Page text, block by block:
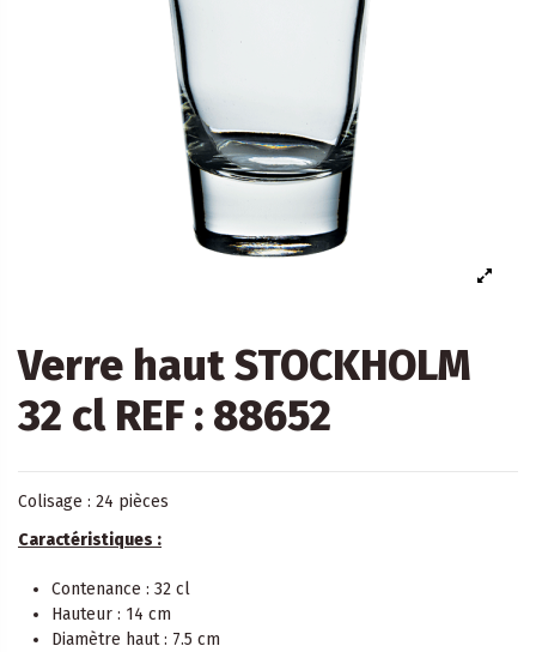
Verre haut STOCKHOLM
32 cl REF : 88652
Colisage : 24 pièces
Caractéristiques :
Contenance : 32 cl
Hauteur : 14 cm
Diamètre haut : 7.5 cm